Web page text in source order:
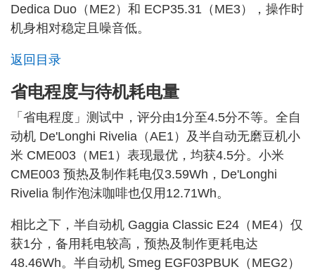
Dedica Duo（ME2）和 ECP35.31（ME3），操作时
机身相对稳定且噪音低。
返回目录
省电程度与待机耗电量
「省电程度」测试中，评分由1分至4.5分不等。全自
动机 De'Longhi Rivelia（AE1）及半自动无磨豆机小
米 CME003（ME1）表现最优，均获4.5分。小米
CME003 预热及制作耗电仅3.59Wh，De'Longhi
Rivelia 制作泡沫咖啡也仅用12.71Wh。
相比之下，半自动机 Gaggia Classic E24（ME4）仅
获1分，备用耗电较高，预热及制作更耗电达
48.46Wh。半自动机 Smeg EGF03PBUK（MEG2）